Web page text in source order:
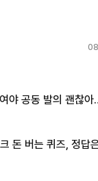
야 공동 발의 괜찮
돈 버는 퀴즈, 정답